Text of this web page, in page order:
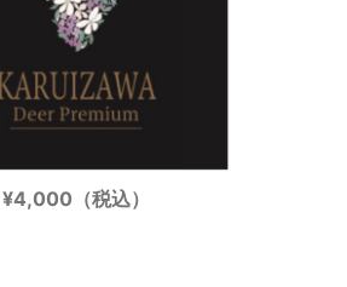
¥4,000（税込）